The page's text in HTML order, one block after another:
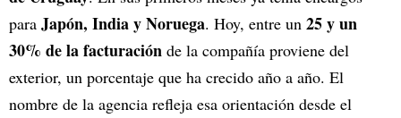
para Japón, India y Noruega. Hoy, entre un 25 y un
30% de la facturación de la compañía proviene del
exterior, un porcentaje que ha crecido año a año. El
nombre de la agencia refleja esa orientación desde el